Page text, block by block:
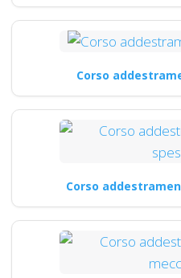
Corso
Corso